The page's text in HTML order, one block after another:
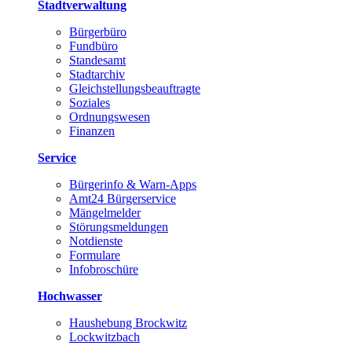
Stadtverwaltung
Bürgerbüro
Fundbüro
Standesamt
Stadtarchiv
Gleichstellungsbeauftragte
Soziales
Ordnungswesen
Finanzen
Service
Bürgerinfo & Warn-Apps
Amt24 Bürgerservice
Mängelmelder
Störungsmeldungen
Notdienste
Formulare
Infobroschüre
Hochwasser
Haushebung Brockwitz
Lockwitzbach